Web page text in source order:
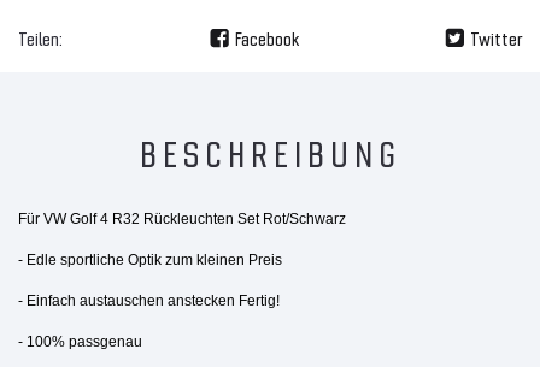
Teilen: Facebook Twitter
BESCHREIBUNG
Für VW Golf 4 R32 Rückleuchten Set Rot/Schwarz
- Edle sportliche Optik zum kleinen Preis
- Einfach austauschen anstecken Fertig!
- 100% passgenau